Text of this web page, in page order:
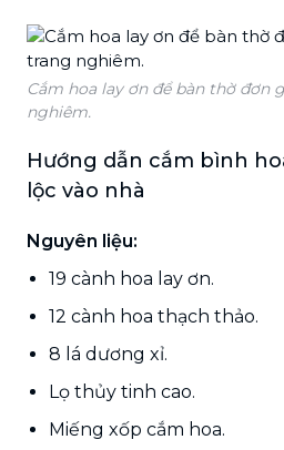
Cắm hoa lay ơn để bàn thờ đơn
nghiêm.
Hướng dẫn cắm bình
lộc vào nhà
Nguyên liệu:
19 cành hoa lay ơn.
12 cành hoa thạch thảo.
8 lá dương xỉ.
Lọ thủy tinh cao.
Miếng xốp cắm hoa.